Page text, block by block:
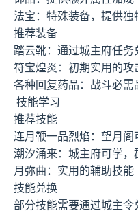
法宝：特殊装备，提供独
推荐装备
踏云靴：通过城主府任务
符宝煌炎：初期实用的攻
各种回复药品：战斗必需
技能学习
推荐技能
连月鞭一品烈焰：望月
潮汐涌来：城主府可学，
月弥曲：实用的辅助技能
技能兑换
部分技能需要通过城主